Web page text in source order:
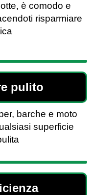
è comodo e
risparmiare
pulito
barche e moto
superficie